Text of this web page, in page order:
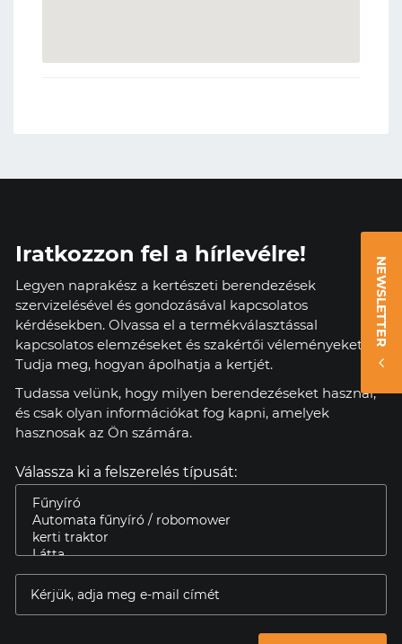
NEWSLETTER
Iratkozzon fel a hírlevélre!
Legyen naprakész a kertészeti berendezések
szervizelésével és gondozásával kapcsolatos
kérdésekben. Olvassa el a termékválasztással
kapcsolatos elemzéseket és szakértői véleményeket.
Tudja meg, hogyan ápolhatja a kertjét.
Tudassa velünk, hogy milyen berendezéseket használ,
és csak olyan információkat fog kapni, amelyek
hasznosak az Ön számára.
Válassza ki a felszerelés típusát: